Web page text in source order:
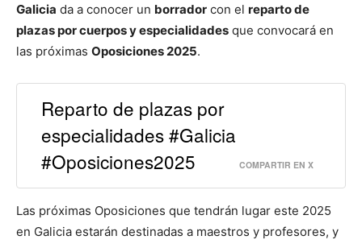
Galicia da a conocer un borrador con el reparto de
plazas por cuerpos y especialidades que convocará en
las próximas Oposiciones 2025.
Reparto de plazas por
especialidades #Galicia
#Oposiciones2025
COMPARTIR EN X
Las próximas Oposiciones que tendrán lugar este 2025
en Galicia estarán destinadas a maestros y profesores, y